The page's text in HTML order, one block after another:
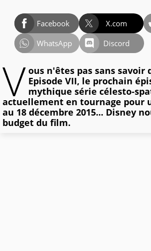
Facebook X.com
WhatsApp
Discord
V ous n'êtes pas sans savoir
Episode VII, le prochain
mythique série célesto-
actuellement en tournage pour
au 18 décembre 2015... Disney
budget du film.